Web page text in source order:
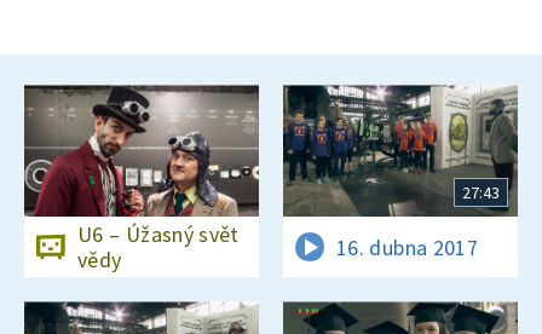
U6 – Úžasný svět
vědy
27:43
16. dubna 2017